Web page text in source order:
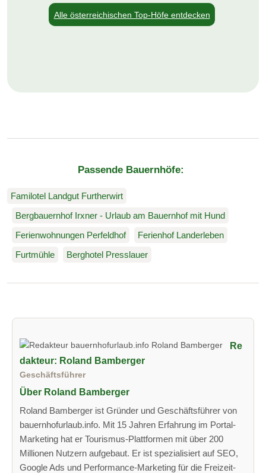
Alle österreichischen Top-Höfe entdecken
Passende Bauernhöfe:
Familotel Landgut Furtherwirt
Bergbauernhof Irxner - Urlaub am Bauernhof mit Hund
Ferienwohnungen Perfeldhof
Ferienhof Landerleben
Furtmühle
Berghotel Presslauer
Re
dakteur: Roland Bamberger
Geschäftsführer
Über Roland Bamberger
Roland Bamberger ist Gründer und Geschäftsführer von
bauernhofurlaub.info. Mit 15 Jahren Erfahrung im Portal-
Marketing hat er Tourismus-Plattformen mit über 200
Millionen Nutzern aufgebaut. Er ist spezialisiert auf SEO,
Google Ads und Performance-Marketing für die Freizeit-